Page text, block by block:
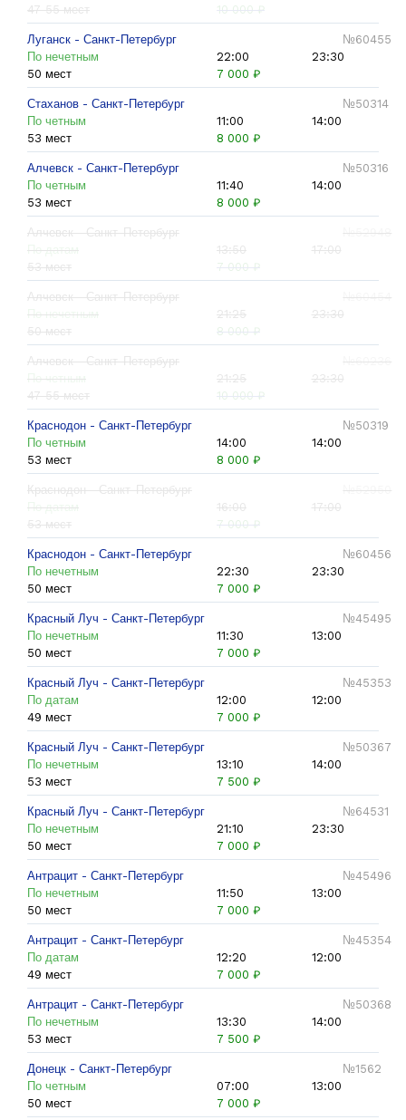
47-55 мест
10 000 ₽
Луганск - Санкт-Петербург
№60455
По нечетным
22:00
23:30
50 мест
7 000 ₽
Стаханов - Санкт-Петербург
№50314
По четным
11:00
14:00
53 мест
8 000 ₽
Алчевск - Санкт-Петербург
№50316
По четным
11:40
14:00
53 мест
8 000 ₽
Алчевск - Санкт-Петербург
№52948
По датам
13:50
17:00
53 мест
7 000 ₽
Алчевск - Санкт-Петербург
№60454
По нечетным
21:25
23:30
50 мест
8 000 ₽
Алчевск - Санкт-Петербург
№60236
По четным
21:25
23:30
47-55 мест
10 000 ₽
Краснодон - Санкт-Петербург
№50319
По четным
14:00
14:00
53 мест
8 000 ₽
Краснодон - Санкт-Петербург
№52950
По датам
16:00
17:00
53 мест
7 000 ₽
Краснодон - Санкт-Петербург
№60456
По нечетным
22:30
23:30
50 мест
7 000 ₽
Красный Луч - Санкт-Петербург
№45495
По нечетным
11:30
13:00
50 мест
7 000 ₽
Красный Луч - Санкт-Петербург
№45353
По датам
12:00
12:00
49 мест
7 000 ₽
Красный Луч - Санкт-Петербург
№50367
По нечетным
13:10
14:00
53 мест
7 500 ₽
Красный Луч - Санкт-Петербург
№64531
По нечетным
21:10
23:30
50 мест
7 000 ₽
Антрацит - Санкт-Петербург
№45496
По нечетным
11:50
13:00
50 мест
7 000 ₽
Антрацит - Санкт-Петербург
№45354
По датам
12:20
12:00
49 мест
7 000 ₽
Антрацит - Санкт-Петербург
№50368
По нечетным
13:30
14:00
53 мест
7 500 ₽
Донецк - Санкт-Петербург
№1562
По четным
07:00
13:00
50 мест
7 000 ₽